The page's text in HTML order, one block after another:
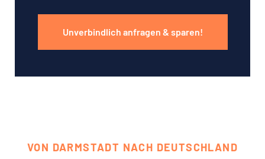
Unverbindlich anfragen & sparen!
VON DARMSTADT NACH DEUTSCHLAND